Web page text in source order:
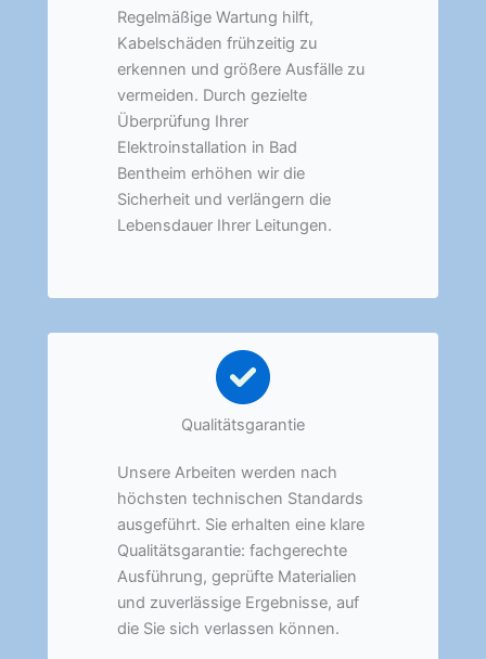
Regelmäßige Wartung hilft,
Kabelschäden frühzeitig zu
erkennen und größere Ausfälle zu
vermeiden. Durch gezielte
Überprüfung Ihrer
Elektroinstallation in Bad
Bentheim erhöhen wir die
Sicherheit und verlängern die
Lebensdauer Ihrer Leitungen.
Qualitätsgarantie
Unsere Arbeiten werden nach
höchsten technischen Standards
ausgeführt. Sie erhalten eine klare
Qualitätsgarantie: fachgerechte
Ausführung, geprüfte Materialien
und zuverlässige Ergebnisse, auf
die Sie sich verlassen können.